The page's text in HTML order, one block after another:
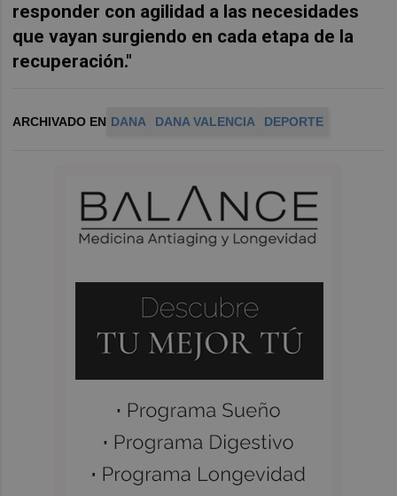
responder con agilidad a las necesidades
que vayan surgiendo en cada etapa de la
recuperación."
ARCHIVADO EN DANA DANA VALENCIA DEPORTE